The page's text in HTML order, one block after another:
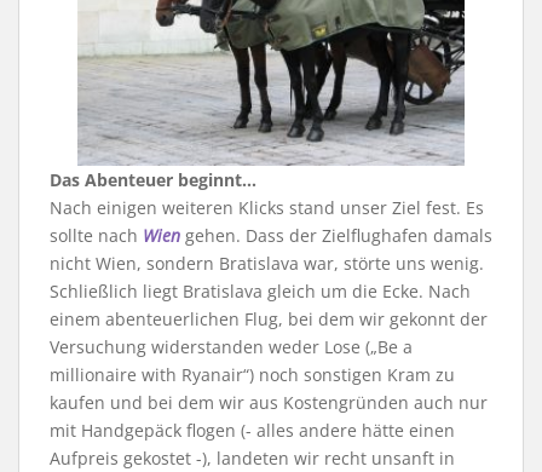
Das Abenteuer beginnt…
Nach einigen weiteren Klicks stand unser Ziel fest. Es
sollte nach Wien gehen. Dass der Zielflughafen damals
nicht Wien, sondern Bratislava war, störte uns wenig.
Schließlich liegt Bratislava gleich um die Ecke. Nach
einem abenteuerlichen Flug, bei dem wir gekonnt der
Versuchung widerstanden weder Lose („Be a
millionaire with Ryanair“) noch sonstigen Kram zu
kaufen und bei dem wir aus Kostengründen auch nur
mit Handgepäck flogen (- alles andere hätte einen
Aufpreis gekostet -), landeten wir recht unsanft in